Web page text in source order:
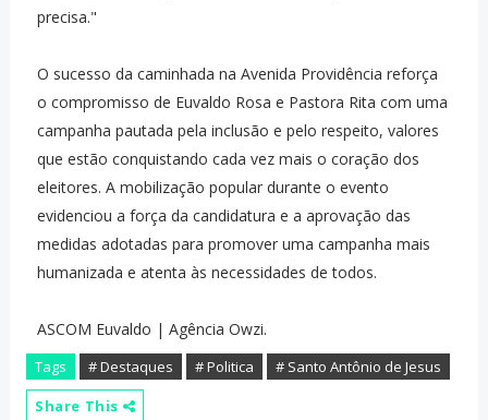
precisa."
O sucesso da caminhada na Avenida Providência reforça
o compromisso de Euvaldo Rosa e Pastora Rita com uma
campanha pautada pela inclusão e pelo respeito, valores
que estão conquistando cada vez mais o coração dos
eleitores. A mobilização popular durante o evento
evidenciou a força da candidatura e a aprovação das
medidas adotadas para promover uma campanha mais
humanizada e atenta às necessidades de todos.
ASCOM Euvaldo | Agência Owzi.
Tags # Destaques # Politica
# Santo Antônio de Jesus
Share This